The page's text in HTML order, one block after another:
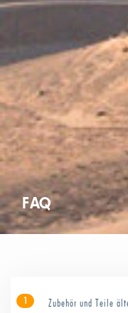
FAQ
1 Zubehör und Teile